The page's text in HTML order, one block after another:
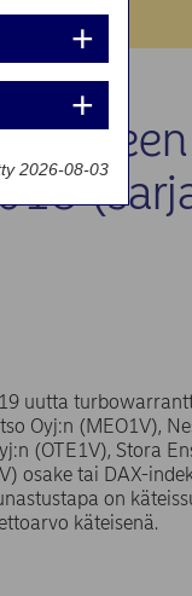
uutta
Oyj:n (MEO1V),
(OTE1V), Stora
osake tai DAX-
on
käteisenä.
2026-08-03